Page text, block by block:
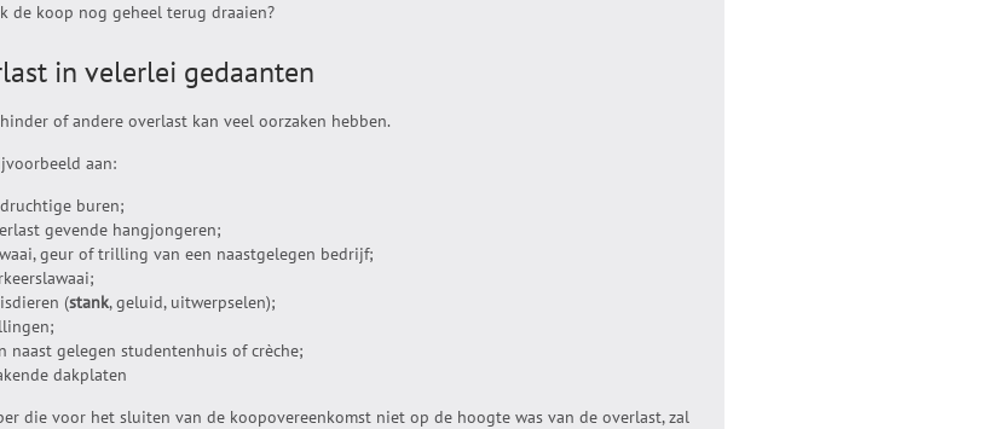
de koop nog geheel terug draaien?
in velerlei gedaanten
of andere overlast kan veel oorzaken hebben.
aan:
buren;
gevende hangjongeren;
geur of trilling van een naastgelegen bedrijf;
(stank, geluid, uitwerpselen);
naast gelegen studentenhuis of crèche;
dakplaten
die voor het sluiten van de koopovereenkomst niet op de hoogte was van de overlast, zal